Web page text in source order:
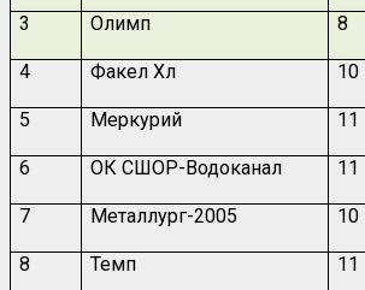
3 Олимп 8
4 Факел Хл 10
5 Меркурий 11
6 ОК СШОР-Водоканал 11
7 Металлург-2005 10
8 Темп 11